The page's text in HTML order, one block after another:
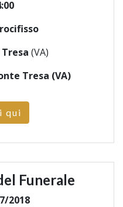
(VA)
Tresa (VA)
qui
Funerale
2018